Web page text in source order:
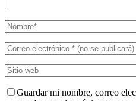
Guardar mi nombre, correo